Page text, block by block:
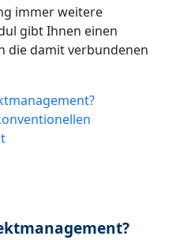
immer weitere
gibt Ihnen einen
die damit verbundenen